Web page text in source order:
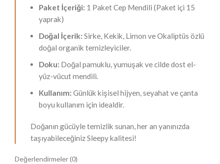
Paket İçeriği: 1 Paket Cep Mendili (Paket içi 15
yaprak)
Doğal İçerik: Sirke, Kekik, Limon ve Okaliptüs özlü
doğal organik temizleyiciler.
Doku: Doğal pamuklu, yumuşak ve cilde dost el-
yüz-vücut mendili.
Kullanım: Günlük kişisel hijyen, seyahat ve çanta
boyu kullanım için idealdir.
Doğanın gücüyle temizlik sunan, her an yanınızda
taşıyabileceğiniz Sleepy kalitesi!
Değerlendirmeler (0)